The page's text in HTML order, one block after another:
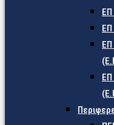
ΕΠ
ΕΠ
ΕΠ
ΕΠ